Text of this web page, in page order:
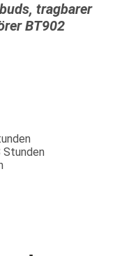
tragbarer
BT902
Stunden